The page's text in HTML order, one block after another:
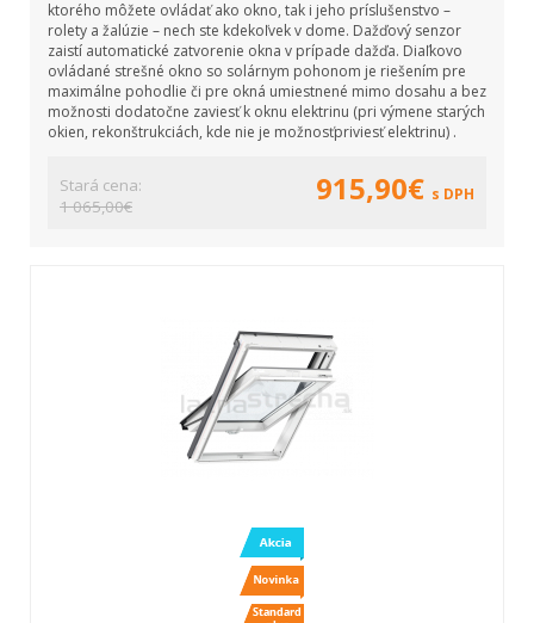
ktorého môžete ovládať ako okno, tak i jeho príslušenstvo –
rolety a žalúzie – nech ste kdekoľvek v dome. Dažďový senzor
zaistí automatické zatvorenie okna v prípade dažďa. Diaľkovo
ovládané strešné okno so solárnym pohonom je riešením pre
maximálne pohodlie či pre okná umiestnené mimo dosahu a bez
možnosti dodatočne zaviesť k oknu elektrinu (pri výmene starých
okien, rekonštrukciách, kde nie je možnosťpriviesť elektrinu) .
Stará cena:
1 065,00€
915,90€ s DPH